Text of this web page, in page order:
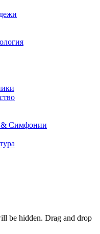
& Симфонии
be hidden. Drag and drop